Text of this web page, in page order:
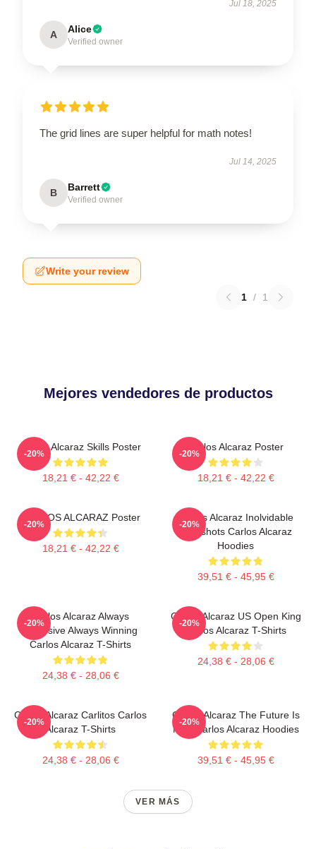
Jul 18, 2025
A Alice
Verified owner
The grid lines are super helpful for math notes!
Jul 14, 2025
B Barrett
Verified owner
Write your review
1 / 1
Mejores vendedores de productos
Carlos Alcaraz Skills Poster
18,21 € - 42,22 €
-20%
Carlos Alcaraz Poster
18,21 € - 42,22 €
-20%
CARLOS ALCARAZ Poster
18,21 € - 42,22 €
-20%
Carlos Alcaraz Inolvidable
Dropshots Carlos Alcaraz
Hoodies
39,51 € - 45,95 €
-20%
Carlos Alcaraz Always
Explosive Always Winning
Carlos Alcaraz T-Shirts
24,38 € - 28,06 €
-20%
Carlos Alcaraz US Open King
Carlos Alcaraz T-Shirts
24,38 € - 28,06 €
-20%
Carlos Alcaraz Carlitos Carlos
Alcaraz T-Shirts
24,38 € - 28,06 €
-20%
Carlos Alcaraz The Future Is
Now Carlos Alcaraz Hoodies
39,51 € - 45,95 €
-20%
VER MÁS